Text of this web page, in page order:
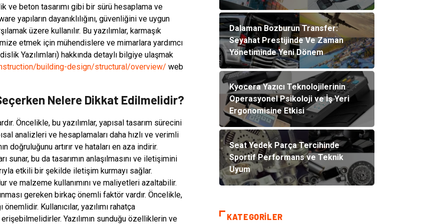
ve beton tasarımı gibi bir sürü hesaplama ve
yapıların dayanıklılığını, güvenliğini ve uygun
üzere kullanılır. Bu yazılımlar, karmaşık
etmek için mühendislere ve mimarlara yardımcı
Yazılımları) hakkında detaylı bilgiye ulaşmak
building-design/structural/overview/ web
Nelere Dikkat Edilmelidir?
Öncelikle, bu yazılımlar, yapısal tasarım sürecini
analizleri ve hesaplamaları daha hızlı ve verimli
doğruluğunu artırır ve hataları en aza indirir.
sunar, bu da tasarımın anlaşılmasını ve iletişimini
etkili bir şekilde iletişim kurmayı sağlar.
ve malzeme kullanımını ve maliyetleri azaltabilir.
gereken birkaç önemli faktör vardır. Öncelikle,
Kullanıcılar, yazılımı rahatça
Yazılımın sunduğu özelliklerin ve
Dalaman Bozburun Transfer:
Seyahat Prestijinde Ve Zaman
Yönetiminde Yeni Dönem
Kyocera Yazıcı Teknolojilerinin
Operasyonel Psikoloji ve İş Yeri
Ergonomisine Etkisi
Seat Yedek Parça Tercihinde
Sportif Performans ve Teknik
Uyum
KATEGORILER